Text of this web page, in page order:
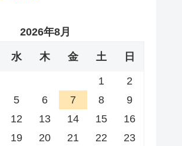
2026年8月
水 木 金 土 日
1
2
5 6 7 8
9
12 13 14 15
16
19 20 21 22
23